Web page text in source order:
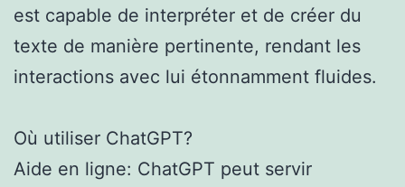
est capable de interpréter et de créer du
texte de manière pertinente, rendant les
interactions avec lui étonnamment fluides.
Où utiliser ChatGPT?
Aide en ligne: ChatGPT peut servir